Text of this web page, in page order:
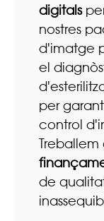
digitals
nostres
d'imatge
el
per
control
Treballem
de